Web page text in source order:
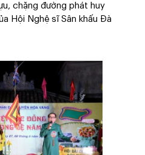
chặng đường phát huy
Hội Nghệ sĩ Sân khấu Đà